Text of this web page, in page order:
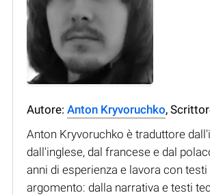
Autore: Anton Kryvoruchko,
Anton Kryvoruchko è traduttore
dall'inglese, dal francese e dal
anni di esperienza e lavora con testi
argomento: dalla narrativa e testi